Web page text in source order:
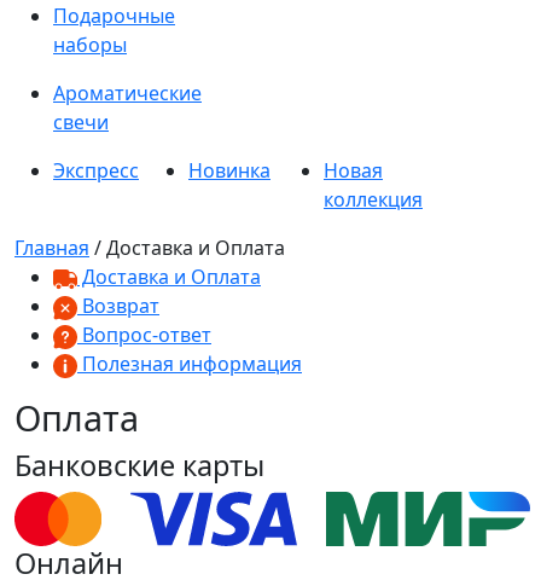
Подарочные
наборы
Ароматические
свечи
Экспресс
Новинка
Новая
коллекция
Главная / Доставка и Оплата
Доставка и Оплата
Возврат
Вопрос-ответ
Полезная информация
Оплата
Банковские карты
Онлайн